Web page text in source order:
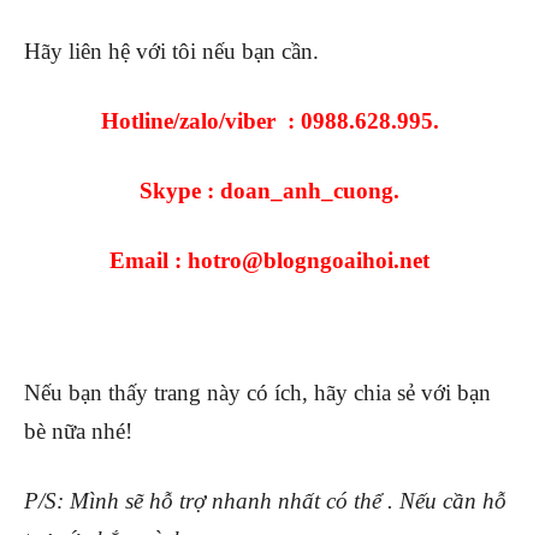
Hãy liên hệ với tôi nếu bạn cần.
Hotline/zalo/viber : 0988.628.995.
Skype : doan_anh_cuong.
Email : hotro@blogngoaihoi.net
Nếu bạn thấy trang này có ích, hãy chia sẻ với bạn
bè nữa nhé!
P/S: Mình sẽ hỗ trợ nhanh nhất có thể . Nếu cần hỗ